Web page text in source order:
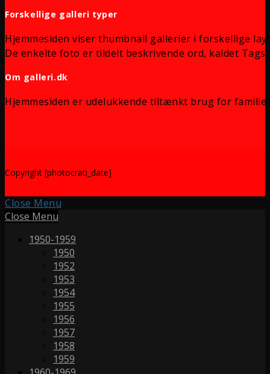
Forskellige galleri typer
Hjemmesiden viser thumbnail gallerier i forskellige
De enkelte foto er tildelt beskrivende ord, kaldet
Om galleri.dk
Hjemmesiden er udelukkende tiltænkt brug for
Copyright [photocrati_date]
Close Menu
Close Menu
1950-1959
1950
1952
1953
1954
1955
1956
1957
1958
1959